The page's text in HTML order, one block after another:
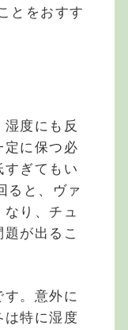
とをおすす
度にも反
定に保つ必
ぎてもい
ると、ヴァ
り、チュ
が出るこ
す。意外に
特に湿度